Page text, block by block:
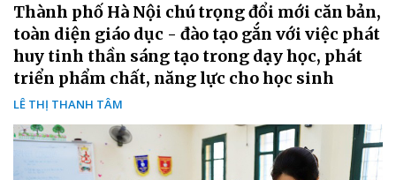
Thành phố Hà Nội chú trọng đổi mới căn bản,
toàn diện giáo dục - đào tạo gắn với việc phát
huy tinh thần sáng tạo trong dạy học, phát
triển phẩm chất, năng lực cho học sinh
LÊ THỊ THANH TÂM